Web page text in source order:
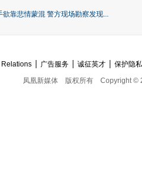
靠悲情蒙混 警方现场勘察发现...
Relations 广告服务 诚征英才
保护隐
凤凰新媒体
版权所有 Copyright ©